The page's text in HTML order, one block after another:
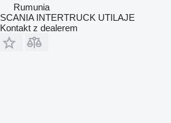
Rumunia
SCANIA INTERTRUCK UTILAJE
Kontakt z dealerem